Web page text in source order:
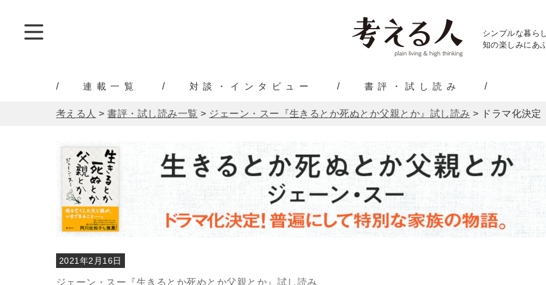
シンプルな暮ら
知の楽しみにあ
連載一覧 対談・インタビュー 書評・試し読み
考える人 >書評・試し読み一覧 > ジェーン・スー『生きるとか死ぬとか父親とか』試し読み > ドラマ化決
2021年2月16日
ジェーン・スー『生きるとか死ぬとか父親とか』試し読み